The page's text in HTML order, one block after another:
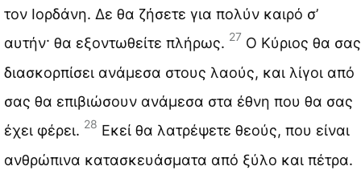
τον Ιορδάνη. Δε θα ζήσετε για πολύν καιρό σ’
αυτήν· θα εξοντωθείτε πλήρως. 27 Ο Κύριος θα σας
διασκορπίσει ανάμεσα στους λαούς, και λίγοι από
σας θα επιβιώσουν ανάμεσα στα έθνη που θα σας
έχει φέρει. 28 Εκεί θα λατρέψετε θεούς, που είναι
ανθρώπινα κατασκευάσματα από ξύλο και πέτρα.